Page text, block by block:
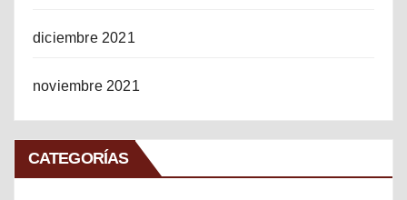
diciembre 2021
noviembre 2021
CATEGORÍAS